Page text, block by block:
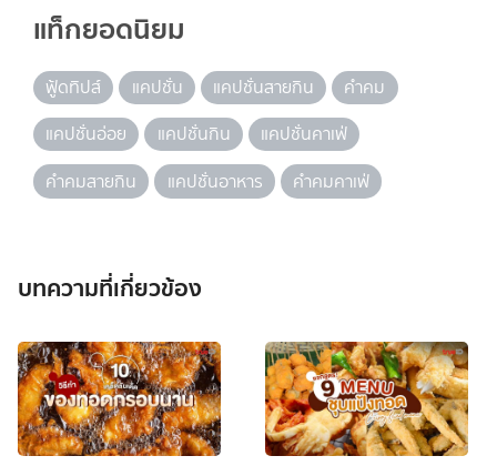
แท็กยอดนิยม
ฟู้ดทิปส์ แคปชั่น แคปชั่นสายกิน
คำคม
แคปชั่นอ่อย
แคปชั่นกิน
แคปชั่นคาเฟ่
คำคมสายกิน
แคปชั่นอาหาร คำคมคาเฟ่
บทความที่เกี่ยวข้อง